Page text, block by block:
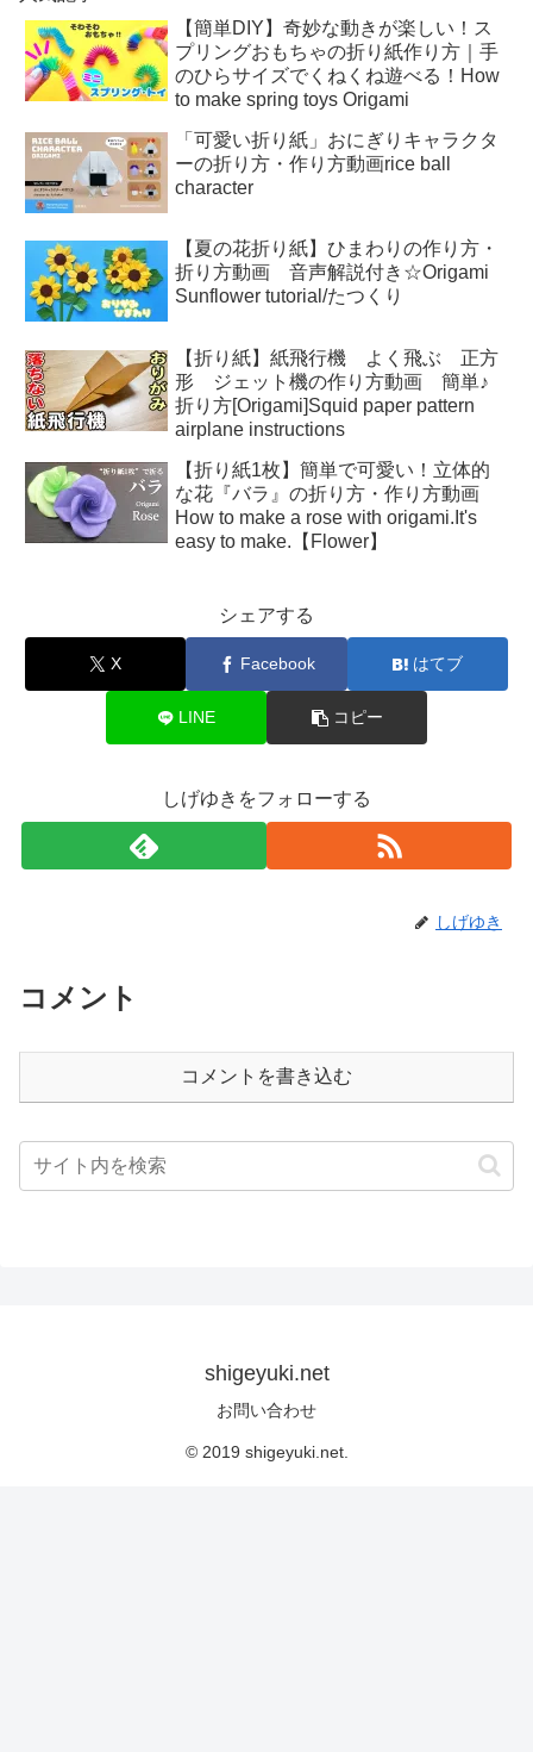
【簡単DIY】奇妙な動きが楽しい！ス
プリングおもちゃの折り紙作り方｜手
のひらサイズでくねくね遊べる！How
to make spring toys Origami
「可愛い折り紙」おにぎりキャラクタ
ーの折り方・作り方動画rice ball
character
【夏の花折り紙】ひまわりの作り方・
折り方動画 音声解説付き☆Origami
Sunflower tutorial/たつくり
【折り紙】紙飛行機 よく飛ぶ 正方
形 ジェット機の作り方動画 簡単♪
折り方[Origami]Squid paper pattern
airplane instructions
【折り紙1枚】簡単で可愛い！立体的
な花『バラ』の折り方・作り方動画
How to make a rose with origami.It's
easy to make.【Flower】
シェアする
X Facebook はてブ
LINE コピー
しげゆきをフォローする
しげゆき
コメント
コメントを書き込む
shigeyuki.net
お問い合わせ
© 2019 shigeyuki.net.